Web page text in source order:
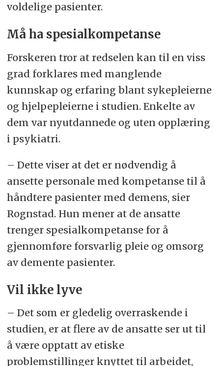
voldelige pasienter.
Må ha spesialkompetanse
Forskeren tror at redselen kan til en viss
grad forklares med manglende
kunnskap og erfaring blant sykepleierne
og hjelpepleierne i studien. Enkelte av
dem var nyutdannede og uten opplæring
i psykiatri.
– Dette viser at det er nødvendig å
ansette personale med kompetanse til å
håndtere pasienter med demens, sier
Rognstad. Hun mener at de ansatte
trenger spesialkompetanse for å
gjennomføre forsvarlig pleie og omsorg
av demente pasienter.
Vil ikke lyve
– Det som er gledelig overraskende i
studien, er at flere av de ansatte ser ut til
å være opptatt av etiske
problemstillinger knyttet til arbeidet,